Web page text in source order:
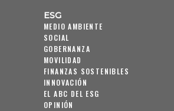
ESG
MEDIO AMBIENTE
SOCIAL
GOBERNANZA
MOVILIDAD
FINANZAS SOSTENIBLES
INNOVACIÓN
EL ABC DEL ESG
OPINIÓN